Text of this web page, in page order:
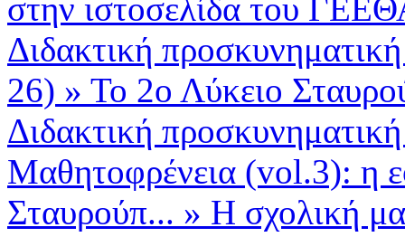
στην ιστοσελίδα του
Διδακτική
26) » Το 2ο Λύκειο
Διδακτική
Μαθητοφρένεια (vol.3): η
Σταυρούπ... » Η σχολική